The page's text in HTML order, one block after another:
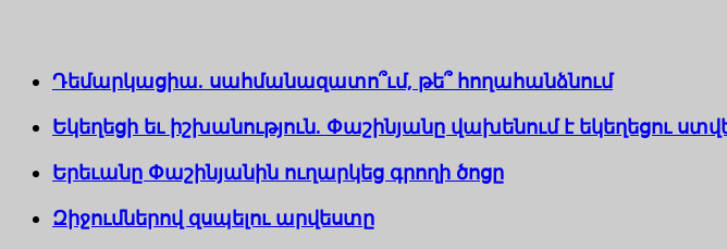
Դեմարկացիա. սահմանազատո՞ւմ, թե՞ հողահանձնում
Եկեղեցի եւ իշխանություն. Փաշինյանը վախենում է եկեղեցու
Երեւանը Փաշինյանին ուղարկեց գրողի ծոցը
Զիջումներով զսպելու արվեստը